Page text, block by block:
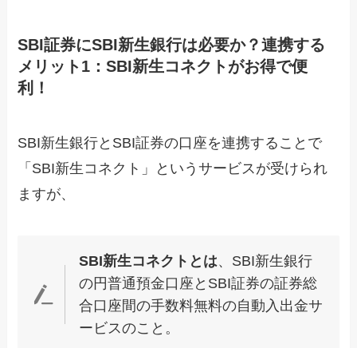
SBI証券にSBI新生銀行は必要か？連携する
メリット1：SBI新生コネクトがお得で便
利！
SBI新生銀行とSBI証券の口座を連携することで
「SBI新生コネクト」というサービスが受けられ
ますが、
SBI新生コネクトとは、SBI新生銀行
の円普通預金口座とSBI証券の証券総
合口座間の手数料無料の自動入出金サ
ービスのこと。